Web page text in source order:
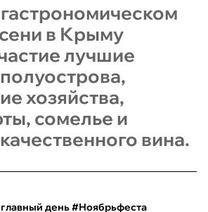
в Крыму
лучшие
хозяйства,
сомелье и
вина.
день #Ноябрьфеста